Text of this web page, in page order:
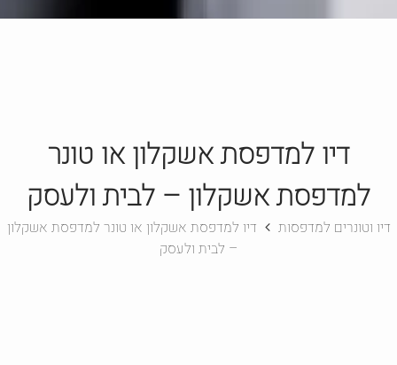
דיו למדפסת אשקלון או טונר
למדפסת אשקלון – לבית ולעסק
דיו וטונרים למדפסות
דיו למדפסת אשקלון או טונר למדפסת אשקלון
– לבית ולעסק